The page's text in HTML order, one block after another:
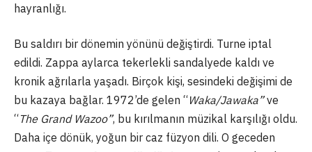
hayranlığı.
Bu saldırı bir dönemin yönünü değiştirdi. Turne iptal
edildi. Zappa aylarca tekerlekli sandalyede kaldı ve
kronik ağrılarla yaşadı. Birçok kişi, sesindeki değişimi de
bu kazaya bağlar. 1972’de gelen “Waka/Jawaka”ve
“The Grand Wazoo”, bu kırılmanın müzikal karşılığı oldu.
Daha içe dönük, yoğun bir caz füzyon dili. O geceden